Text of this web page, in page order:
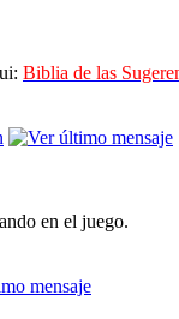
Biblia de las
en el juego.